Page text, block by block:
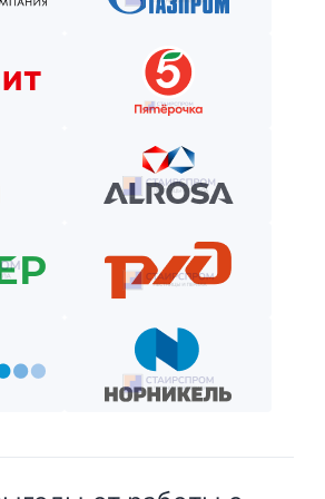
на сайте или по телефону.
и договор.
оплаты из предложенных.
этапы производства и монтажа.
после приёмки —